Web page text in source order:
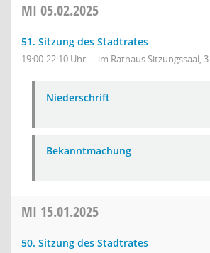
MI 05.02.2025
51. Sitzung des Stadtrates
19:00-22:10 Uhr im Rathaus Sitzungssaal,
Niederschrift
Bekanntmachung
MI 15.01.2025
50. Sitzung des Stadtrates